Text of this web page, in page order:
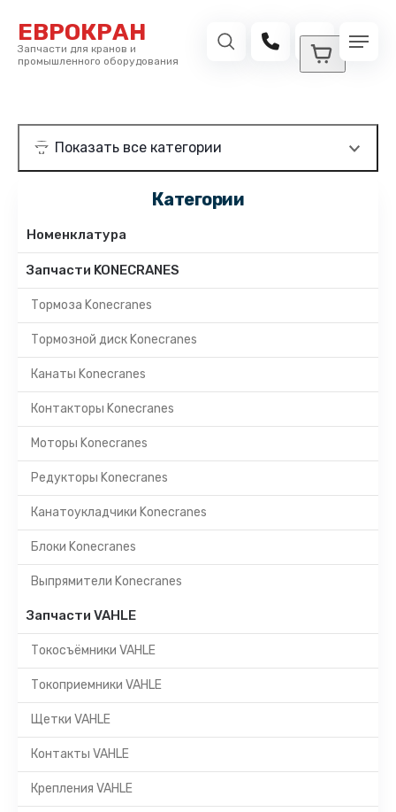
ЕВРОКРАН
Запчасти для кранов и
промышленного оборудования
Категории
Номенклатура
Запчасти KONECRANES
Тормоза Konecranes
Тормозной диск Konecranes
Канаты Konecranes
Контакторы Konecranes
Моторы Konecranes
Редукторы Konecranes
Канатоукладчики Konecranes
Блоки Konecranes
Выпрямители Konecranes
Запчасти VAHLE
Токосъёмники VAHLE
Токоприемники VAHLE
Щетки VAHLE
Контакты VAHLE
Крепления VAHLE